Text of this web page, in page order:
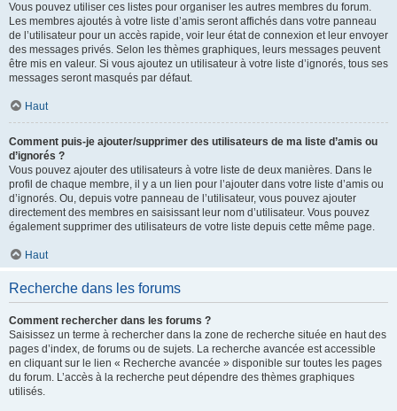
Vous pouvez utiliser ces listes pour organiser les autres membres du forum.
Les membres ajoutés à votre liste d’amis seront affichés dans votre panneau
de l’utilisateur pour un accès rapide, voir leur état de connexion et leur envoyer
des messages privés. Selon les thèmes graphiques, leurs messages peuvent
être mis en valeur. Si vous ajoutez un utilisateur à votre liste d’ignorés, tous ses
messages seront masqués par défaut.
Haut
Comment puis-je ajouter/supprimer des utilisateurs de ma liste d’amis ou
d’ignorés ?
Vous pouvez ajouter des utilisateurs à votre liste de deux manières. Dans le
profil de chaque membre, il y a un lien pour l’ajouter dans votre liste d’amis ou
d’ignorés. Ou, depuis votre panneau de l’utilisateur, vous pouvez ajouter
directement des membres en saisissant leur nom d’utilisateur. Vous pouvez
également supprimer des utilisateurs de votre liste depuis cette même page.
Haut
Recherche dans les forums
Comment rechercher dans les forums ?
Saisissez un terme à rechercher dans la zone de recherche située en haut des
pages d’index, de forums ou de sujets. La recherche avancée est accessible
en cliquant sur le lien « Recherche avancée » disponible sur toutes les pages
du forum. L’accès à la recherche peut dépendre des thèmes graphiques
utilisés.